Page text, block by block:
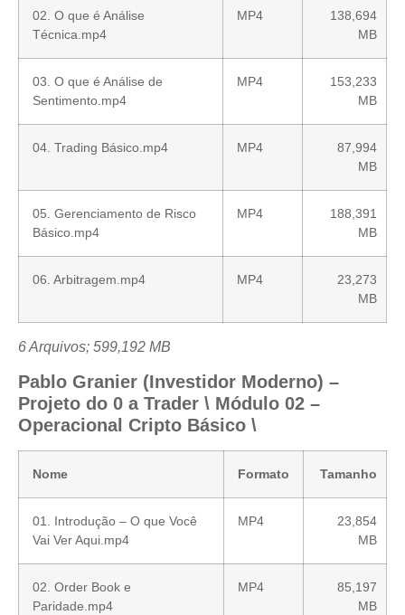
02. O que é Análise
Técnica.mp4
MP4
138,694
MB
03. O que é Análise de
Sentimento.mp4
MP4
153,233
MB
04. Trading Básico.mp4 MP4
87,994
MB
05. Gerenciamento de Risco
Básico.mp4
MP4
188,391
MB
06. Arbitragem.mp4 MP4
23,273
MB
6 Arquivos; 599,192 MB
Pablo Granier (Investidor Moderno) –
Projeto do 0 a Trader \ Módulo 02 –
Operacional Cripto Básico \
Nome Formato Tamanho
01. Introdução – O que Você
Vai Ver Aqui.mp4
MP4
23,854
MB
02. Order Book e
Paridade.mp4
MP4
85,197
MB